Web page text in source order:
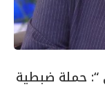
“: حملة ضبطية